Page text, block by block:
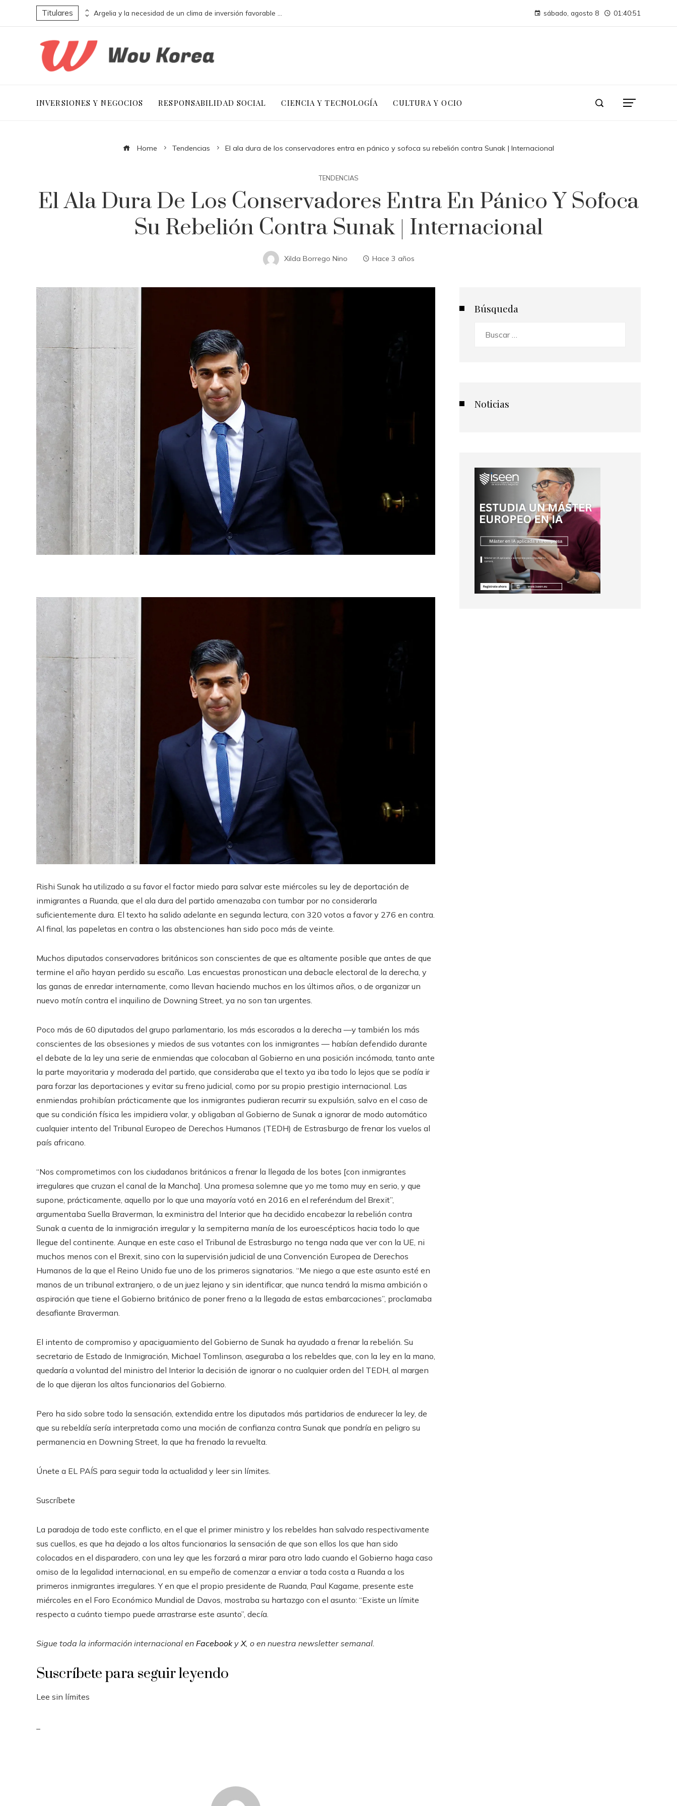
Titulares La influencia de La naranja mecánica en la estética y narrativa distópica sábado, agosto 8 01:40:51
INVERSIONES Y NEGOCIOS RESPONSABILIDAD SOCIAL CIENCIA Y TECNOLOGÍA CULTURA Y OCIO
Home Tendencias El ala dura de los conservadores entra en pánico y sofoca su rebelión contra Sunak | Internacional
TENDENCIAS
El Ala Dura De Los Conservadores Entra En Pánico Y Sofoca
Su Rebelión Contra Sunak | Internacional
Xilda Borrego Nino Hace 3 años
Rishi Sunak ha utilizado a su favor el factor miedo para salvar este miércoles su ley de deportación de
inmigrantes a Ruanda, que el ala dura del partido amenazaba con tumbar por no considerarla
suficientemente dura. El texto ha salido adelante en segunda lectura, con 320 votos a favor y 276 en contra.
Al final, las papeletas en contra o las abstenciones han sido poco más de veinte.
Muchos diputados conservadores británicos son conscientes de que es altamente posible que antes de que
termine el año hayan perdido su escaño. Las encuestas pronostican una debacle electoral de la derecha, y
las ganas de enredar internamente, como llevan haciendo muchos en los últimos años, o de organizar un
nuevo motín contra el inquilino de Downing Street, ya no son tan urgentes.
Poco más de 60 diputados del grupo parlamentario, los más escorados a la derecha —y también los más
conscientes de las obsesiones y miedos de sus votantes con los inmigrantes — habían defendido durante
el debate de la ley una serie de enmiendas que colocaban al Gobierno en una posición incómoda, tanto ante
la parte mayoritaria y moderada del partido, que consideraba que el texto ya iba todo lo lejos que se podía ir
para forzar las deportaciones y evitar su freno judicial, como por su propio prestigio internacional. Las
enmiendas prohibían prácticamente que los inmigrantes pudieran recurrir su expulsión, salvo en el caso de
que su condición física les impidiera volar, y obligaban al Gobierno de Sunak a ignorar de modo automático
cualquier intento del Tribunal Europeo de Derechos Humanos (TEDH) de Estrasburgo de frenar los vuelos al
país africano.
“Nos comprometimos con los ciudadanos británicos a frenar la llegada de los botes [con inmigrantes
irregulares que cruzan el canal de la Mancha]. Una promesa solemne que yo me tomo muy en serio, y que
supone, prácticamente, aquello por lo que una mayoría votó en 2016 en el referéndum del Brexit”,
argumentaba Suella Braverman, la exministra del Interior que ha decidido encabezar la rebelión contra
Sunak a cuenta de la inmigración irregular y la sempiterna manía de los euroescépticos hacia todo lo que
llegue del continente. Aunque en este caso el Tribunal de Estrasburgo no tenga nada que ver con la UE, ni
muchos menos con el Brexit, sino con la supervisión judicial de una Convención Europea de Derechos
Humanos de la que el Reino Unido fue uno de los primeros signatarios. “Me niego a que este asunto esté en
manos de un tribunal extranjero, o de un juez lejano y sin identificar, que nunca tendrá la misma ambición o
aspiración que tiene el Gobierno británico de poner freno a la llegada de estas embarcaciones”, proclamaba
desafiante Braverman.
El intento de compromiso y apaciguamiento del Gobierno de Sunak ha ayudado a frenar la rebelión. Su
secretario de Estado de Inmigración, Michael Tomlinson, aseguraba a los rebeldes que, con la ley en la mano,
quedaría a voluntad del ministro del Interior la decisión de ignorar o no cualquier orden del TEDH, al margen
de lo que dijeran los altos funcionarios del Gobierno.
Pero ha sido sobre todo la sensación, extendida entre los diputados más partidarios de endurecer la ley, de
que su rebeldía sería interpretada como una moción de confianza contra Sunak que pondría en peligro su
permanencia en Downing Street, la que ha frenado la revuelta.
Únete a EL PAÍS para seguir toda la actualidad y leer sin límites.
Suscríbete
La paradoja de todo este conflicto, en el que el primer ministro y los rebeldes han salvado respectivamente
sus cuellos, es que ha dejado a los altos funcionarios la sensación de que son ellos los que han sido
colocados en el disparadero, con una ley que les forzará a mirar para otro lado cuando el Gobierno haga caso
omiso de la legalidad internacional, en su empeño de comenzar a enviar a toda costa a Ruanda a los
primeros inmigrantes irregulares. Y en que el propio presidente de Ruanda, Paul Kagame, presente este
miércoles en el Foro Económico Mundial de Davos, mostraba su hartazgo con el asunto: “Existe un límite
respecto a cuánto tiempo puede arrastrarse este asunto”, decía.
Sigue toda la información internacional en FacebookyX, o en nuestra newsletter semanal.
Suscríbete para seguir leyendo
Lee sin límites
Búsqueda
Noticias